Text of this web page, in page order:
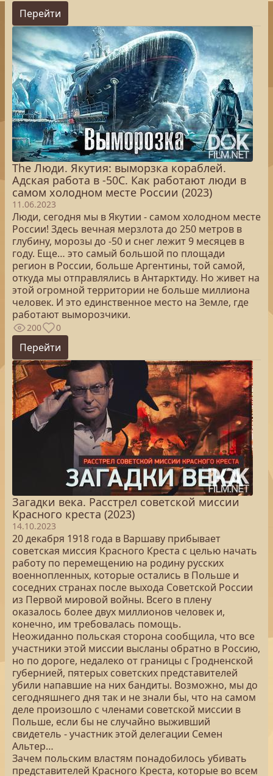
Перейти
The Люди. Якутия: выморзка кораблей.
Адская работа в -50С. Как работают люди в
самом холодном месте России (2023)
11.06.2023
Люди, сегодня мы в Якутии - самом холодном месте
России! Здесь вечная мерзлота до 250 метров в
глубину, морозы до -50 и снег лежит 9 месяцев в
году. Еще… это самый большой по площади
регион в России, больше Аргентины, той самой,
откуда мы отправлялись в Антарктиду. Но живет на
этой огромной территории не больше миллиона
человек. И это единственное место на Земле, где
работают выморозчики.
200 0
Перейти
Загадки века. Расстрел советской миссии
Красного креста (2023)
14.10.2023
20 декабря 1918 года в Варшаву прибывает
советская миссия Красного Креста с целью начать
работу по перемещению на родину русских
военнопленных, которые остались в Польше и
соседних странах после выхода Советской России
из Первой мировой войны. Всего в плену
оказалось более двух миллионов человек и,
конечно, им требовалась помощь.
Неожиданно польская сторона сообщила, что все
участники этой миссии высланы обратно в Россию,
но по дороге, недалеко от границы с Гродненской
губернией, пятерых советских представителей
убили напавшие на них бандиты. Возможно, мы до
сегодняшнего дня так и не знали бы, что на самом
деле произошло с членами советской миссии в
Польше, если бы не случайно выживший
свидетель - участник этой делегации Семен
Альтер…
Зачем польским властям понадобилось убивать
представителей Красного Креста, которые во всем